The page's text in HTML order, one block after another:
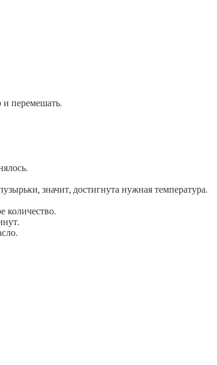
и перемешать.
значит, достигнута нужная температура.
количество.